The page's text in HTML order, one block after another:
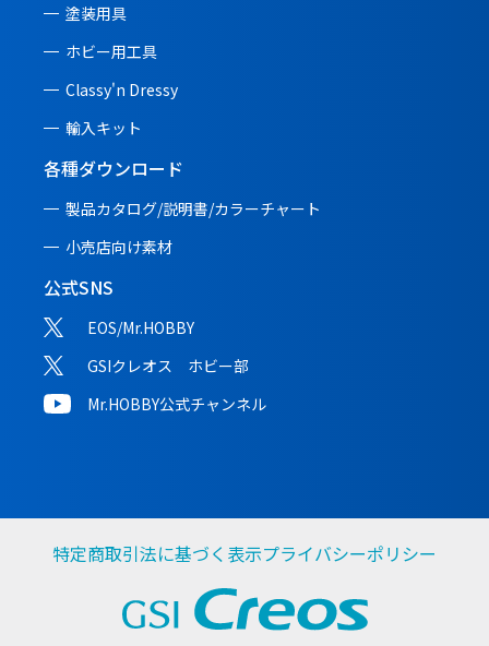
塗装用具
ホビー用工具
Classy'n Dressy
輸入キット
各種ダウンロード
製品カタログ/説明書/カラーチャート
小売店向け素材
公式SNS
EOS/Mr.HOBBY
GSIクレオス ホビー部
Mr.HOBBY公式チャンネル
特定商取引法に基づく表示プライバシーポリシー